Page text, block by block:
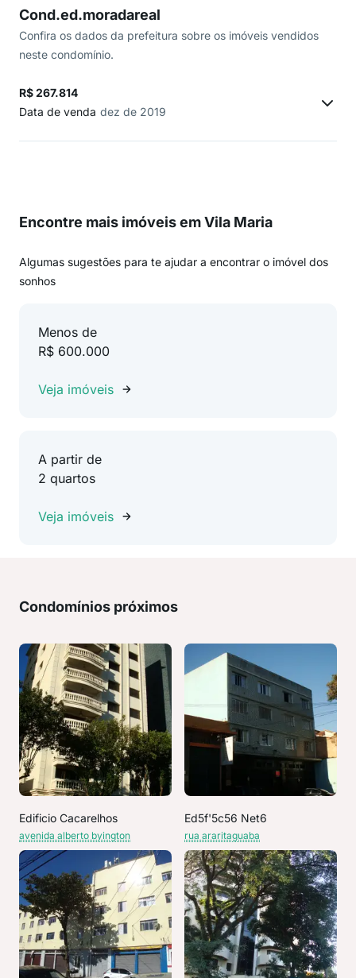
Cond.ed.moradareal
Confira os dados da prefeitura sobre os imóveis vendidos
neste condomínio.
R$ 267.814
Data de venda dez de 2019
Encontre mais imóveis em Vila Maria
Algumas sugestões para te ajudar a encontrar o imóvel dos
sonhos
Menos de
R$ 600.000
Veja imóveis
A partir de
2 quartos
Veja imóveis
Condomínios próximos
Edificio Cacarelhos
avenida alberto byington
Ed5f'5c56 Net6
rua araritaguaba